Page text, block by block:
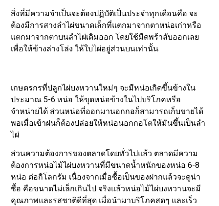
สิ่งที่มีความจำเป็นจะต้องปฏิบัติเป็นประจำทุกเดือนคือ จะ
ต้องมีการสางลำไผ่ขนาดเล็กที่แตกมาจากตาหน่อเก่าหรือ
แตกมาจากตาบนลำไผ่เดิมออก โดยใช้มีดพร้าสับออกเลย
เพื่อให้ข้างล่างโล่ง ให้ใบไผ่อยู่ส่วนบนเท่านั้น
เกษตรกรที่ปลูกไผ่บงหวานใหม่ๆ จะมีหน่อเกิดขึ้นข้างใน
ประมาณ 5-6 หน่อ ให้ขุดหน่อข้างในไปบริโภคหรือ
จำหน่ายได้ ส่วนหน่อที่ออกมานอกกอก็สามารถเก็บขายได้
พอเมื่อเข้าฝนก็ต้องปล่อยให้หน่อนอกกอโตให้มันขึ้นเป็นลำ
ไผ่
ส่วนความต้องการของตลาดโดยทั่วไปแล้ว ตลาดมีความ
ต้องการหน่อไม้ไผ่บงหวานที่มีขนาดน้ำหนักของหน่อ 6-8
หน่อ ต่อกิโลกรัม เนื่องจากเมื่อซื้อเป็นของฝากแล้วจะดูน่า
ซื้อ คือขนาดไม่เล็กเกินไป จริงแล้วหน่อไม้ไผ่บงหวานจะมี
คุณภาพและรสชาติดีที่สุด เมื่อนำมาบริโภคสดๆ และเร็ว